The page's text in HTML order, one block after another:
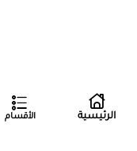
الرئيسية الأقسام